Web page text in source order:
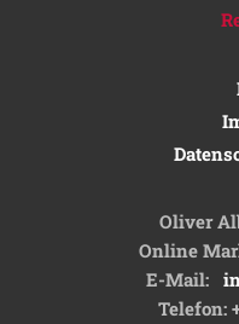
Oliver
Online
E-Mail:
Telefon: